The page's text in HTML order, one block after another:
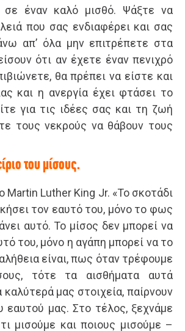
σε έναν καλό μισθό. Ψάξτε να
που σας ενδιαφέρει και σας
απ’ όλα μην επιτρέπετε στα
ότι αν έχετε έναν πενιχρό
θα πρέπει να είστε και
και η ανεργία έχει φτάσει το
για τις ιδέες σας και τη ζωή
τους νεκρούς να θάβουν τους
του μίσους.
Luther King Jr. «Το σκοτάδι
τον εαυτό του, μόνο το φως
αυτό. Το μίσος δεν μπορεί να
του, μόνο η αγάπη μπορεί να το
είναι, πως όταν τρέφουμε
τότε τα αισθήματα αυτά
μας στοιχεία, παίρνουν
εαυτού μας. Στο τέλος, ξεχνάμε
μισούμε και ποιους μισούμε –